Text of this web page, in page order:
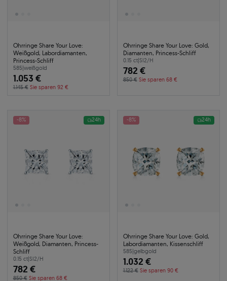
Ohrringe Share Your Love:
Weißgold, Labordiamanten,
Princess-Schliff
585|weißgold
1.053 €
1.145 € Sie sparen 92 €
Ohrringe Share Your Love: Gold,
Diamanten, Princess-Schliff
0.15 ct|SI2/H
782 €
850 € Sie sparen 68 €
-8% 24h
Ohrringe Share Your Love:
Weißgold, Diamanten, Princess-
Schliff
0.15 ct|SI2/H
782 €
850 € Sie sparen 68 €
-8% 24h
Ohrringe Share Your Love: Gold,
Labordiamanten, Kissenschliff
585|gelbgold
1.032 €
1.122 € Sie sparen 90 €